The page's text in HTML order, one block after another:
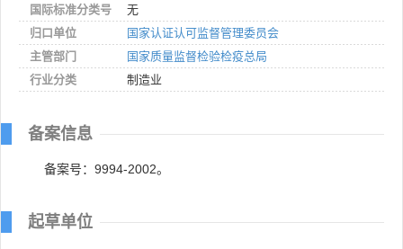
国际标准分类号
无
归口单位
国家认证认可监督管理委员会
主管部门
国家质量监督检验检疫总局
行业分类
制造业
备案信息
备案号：9994-2002。
起草单位